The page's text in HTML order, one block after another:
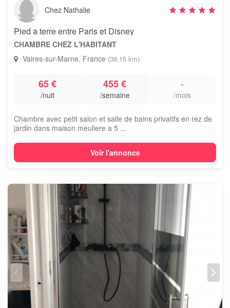
Chez Nathalie
Pied a terre entre Paris et Disney
CHAMBRE CHEZ L'HABITANT
Vaires-sur-Marne, France (39,15 km)
65 €
/nuit
455 €
/semaine
-
/mois
Chambre avec petit salon et salle de bains privatifs en rez de
jardin dans maison meuliere a 5 ...
Voir l'annonce